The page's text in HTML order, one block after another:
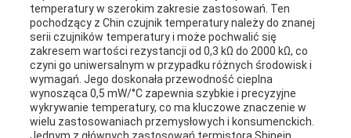
temperatury w szerokim zakresie zastosowań. Ten
pochodzący z Chin czujnik temperatury należy do znanej
serii czujników temperatury i może pochwalić się
zakresem wartości rezystancji od 0,3 kΩ do 2000 kΩ, co
czyni go uniwersalnym w przypadku różnych środowisk i
wymagań. Jego doskonała przewodność cieplna
wynosząca 0,5 mW/°C zapewnia szybkie i precyzyjne
wykrywanie temperatury, co ma kluczowe znaczenie w
wielu zastosowaniach przemysłowych i konsumenckich.